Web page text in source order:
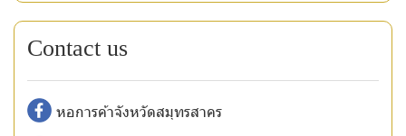
Contact us
หอการค้าจังหวัดสมุทรสาคร